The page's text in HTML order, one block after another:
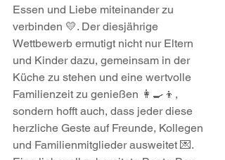
Essen und Liebe miteinander zu
verbinden 💛. Der diesjährige
Wettbewerb ermutigt nicht nur Eltern
und Kinder dazu, gemeinsam in der
Küche zu stehen und eine wertvolle
Familienzeit zu genießen 👩‍🍳👦,
sondern hofft auch, dass jeder diese
herzliche Geste auf Freunde, Kollegen
und Familienmitglieder ausweitet 💌.